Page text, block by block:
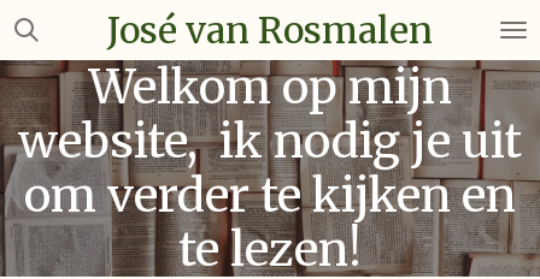
Ga
naar
de
hoofdinhoud
José van Rosmalen
Welkom op mijn
website, ik nodig je uit
om verder te kijken en
te lezen!